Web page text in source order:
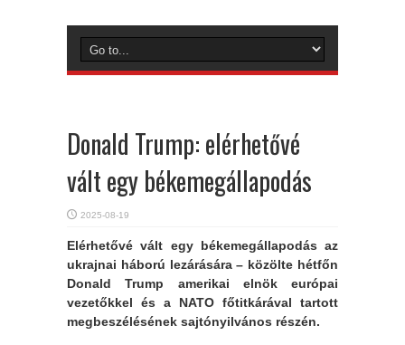
Donald Trump: elérhetővé
vált egy békemegállapodás
2025-08-19
Elérhetővé vált egy békemegállapodás az
ukrajnai háború lezárására – közölte hétfőn
Donald Trump amerikai elnök európai
vezetőkkel és a NATO főtitkárával tartott
megbeszélésének sajtónyilvános részén.